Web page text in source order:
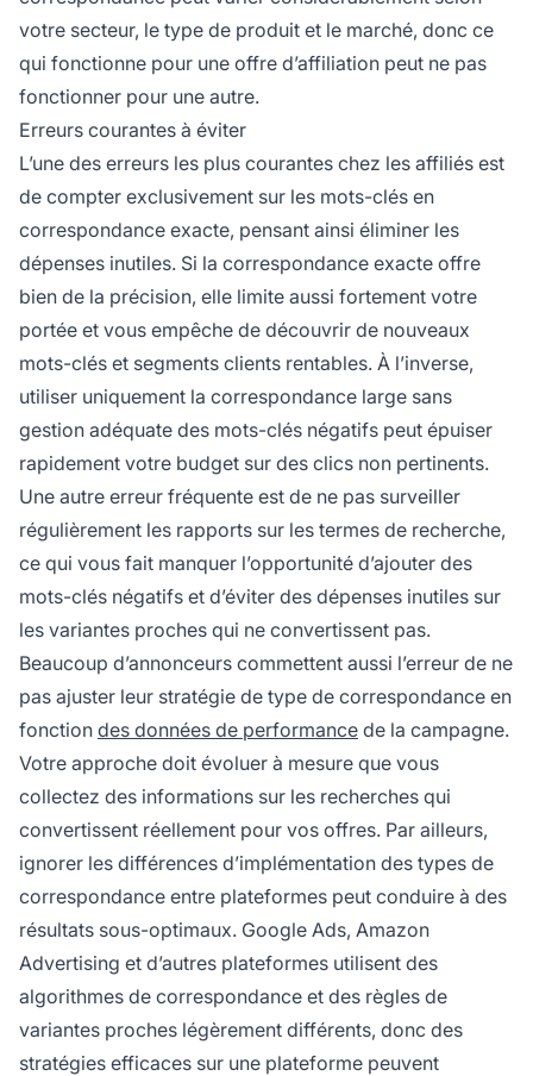
votre secteur, le type de produit et le marché, donc ce
qui fonctionne pour une offre d’affiliation peut ne pas
fonctionner pour une autre.
Erreurs courantes à éviter
L’une des erreurs les plus courantes chez les affiliés est
de compter exclusivement sur les mots-clés en
correspondance exacte, pensant ainsi éliminer les
dépenses inutiles. Si la correspondance exacte offre
bien de la précision, elle limite aussi fortement votre
portée et vous empêche de découvrir de nouveaux
mots-clés et segments clients rentables. À l’inverse,
utiliser uniquement la correspondance large sans
gestion adéquate des mots-clés négatifs peut épuiser
rapidement votre budget sur des clics non pertinents.
Une autre erreur fréquente est de ne pas surveiller
régulièrement les rapports sur les termes de recherche,
ce qui vous fait manquer l’opportunité d’ajouter des
mots-clés négatifs et d’éviter des dépenses inutiles sur
les variantes proches qui ne convertissent pas.
Beaucoup d’annonceurs commettent aussi l’erreur de ne
pas ajuster leur stratégie de type de correspondance en
fonction des données de performance de la campagne.
Votre approche doit évoluer à mesure que vous
collectez des informations sur les recherches qui
convertissent réellement pour vos offres. Par ailleurs,
ignorer les différences d’implémentation des types de
correspondance entre plateformes peut conduire à des
résultats sous-optimaux. Google Ads, Amazon
Advertising et d’autres plateformes utilisent des
algorithmes de correspondance et des règles de
variantes proches légèrement différents, donc des
stratégies efficaces sur une plateforme peuvent